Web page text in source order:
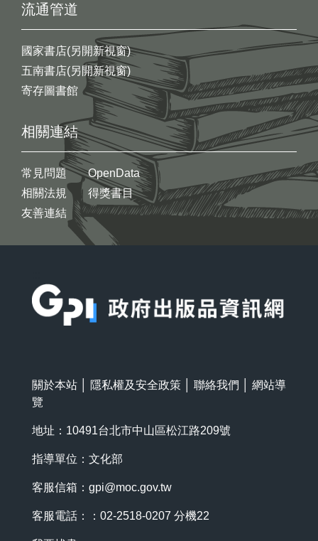
流通管道
國家書店(另開新視窗)
五南書店(另開新視窗)
寄存圖書館
相關連結
常見問題
相關法規
友善連結
OpenData
得獎書目
關於本站 隱私權及安全政策 聯絡我們
網站導
覽
地址：10491台北市中山區松江路209號
指導單位：文化部
客服信箱： gpi@moc.gov.tw
客服電話：：02-2518-0207 分機22